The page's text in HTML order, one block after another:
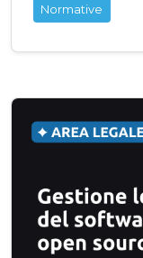
Normative